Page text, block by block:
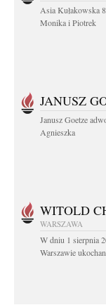
Asia Kułakowska
Monika i Piotrek
JANUSZ
Janusz Goetze
Agnieszka
WITOLD
WARSZAWA
W dniu 1 sierpnia
Warszawie